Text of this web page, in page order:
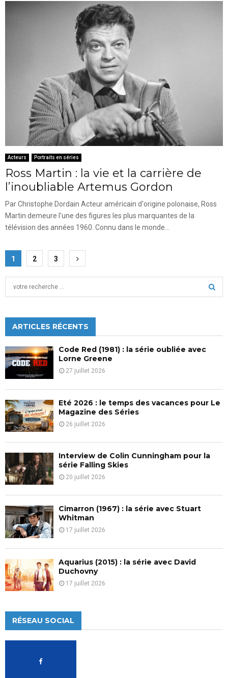
Acteurs Portraits en séries
Ross Martin : la vie et la carrière de
l’inoubliable Artemus Gordon
Par Christophe Dordain Acteur américain d'origine polonaise, Ross
Martin demeure l'une des figures les plus marquantes de la
télévision des années 1960. Connu dans le monde...
Pagination
des
publications
1 2 3
h
f
o
r
:
C
ARTICLES RÉCENTS
Code Red (1981) : la série oubliée avec
Lorne Greene
27 juillet 2026
Eté 2026 : le temps des vacances pour Le
Magazine des Séries
26 juillet 2026
Interview de Colin Cunningham pour la
série Falling Skies
20 juillet 2026
Cimarron (1967) : la série avec Stuart
Whitman
17 juillet 2026
Aquarius (2015) : la série avec David
Duchovny
17 juillet 2026
RÉSEAU SOCIAL